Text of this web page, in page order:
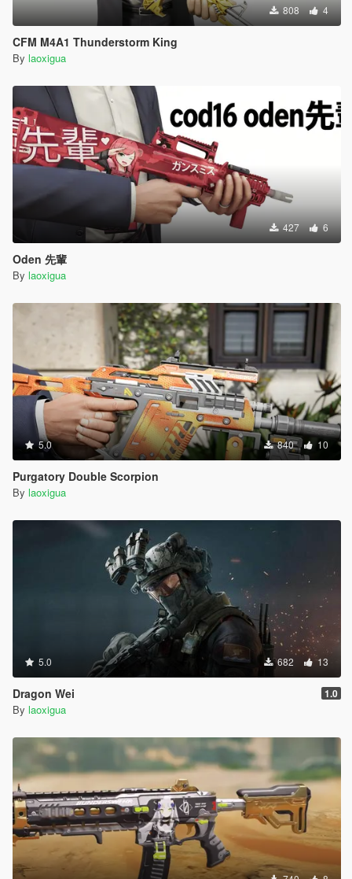
808 4
CFM M4A1 Thunderstorm King
By laoxigua
427 6
Oden 先輩
By laoxigua
5.0 840 10
Purgatory Double Scorpion
By laoxigua
5.0 682 13
Dragon Wei 1.0
By laoxigua